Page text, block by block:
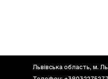
Львівська область, м.